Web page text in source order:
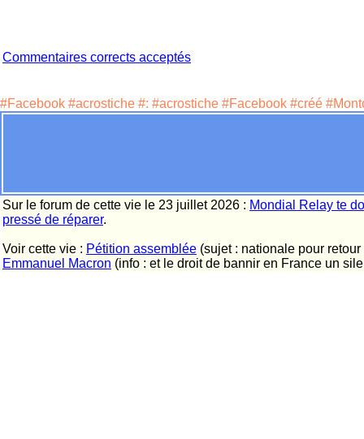
Commentaires corrects acceptés
#Facebook #acrostiche #: #acrostiche #Facebook #créé
Sur le forum de cette vie le 23 juillet 2026 : Mondial Relay te
pressé de réparer.
Voir cette vie : Pétition assemblée (sujet : nationale pour
Emmanuel Macron (info : et le droit de bannir en France un